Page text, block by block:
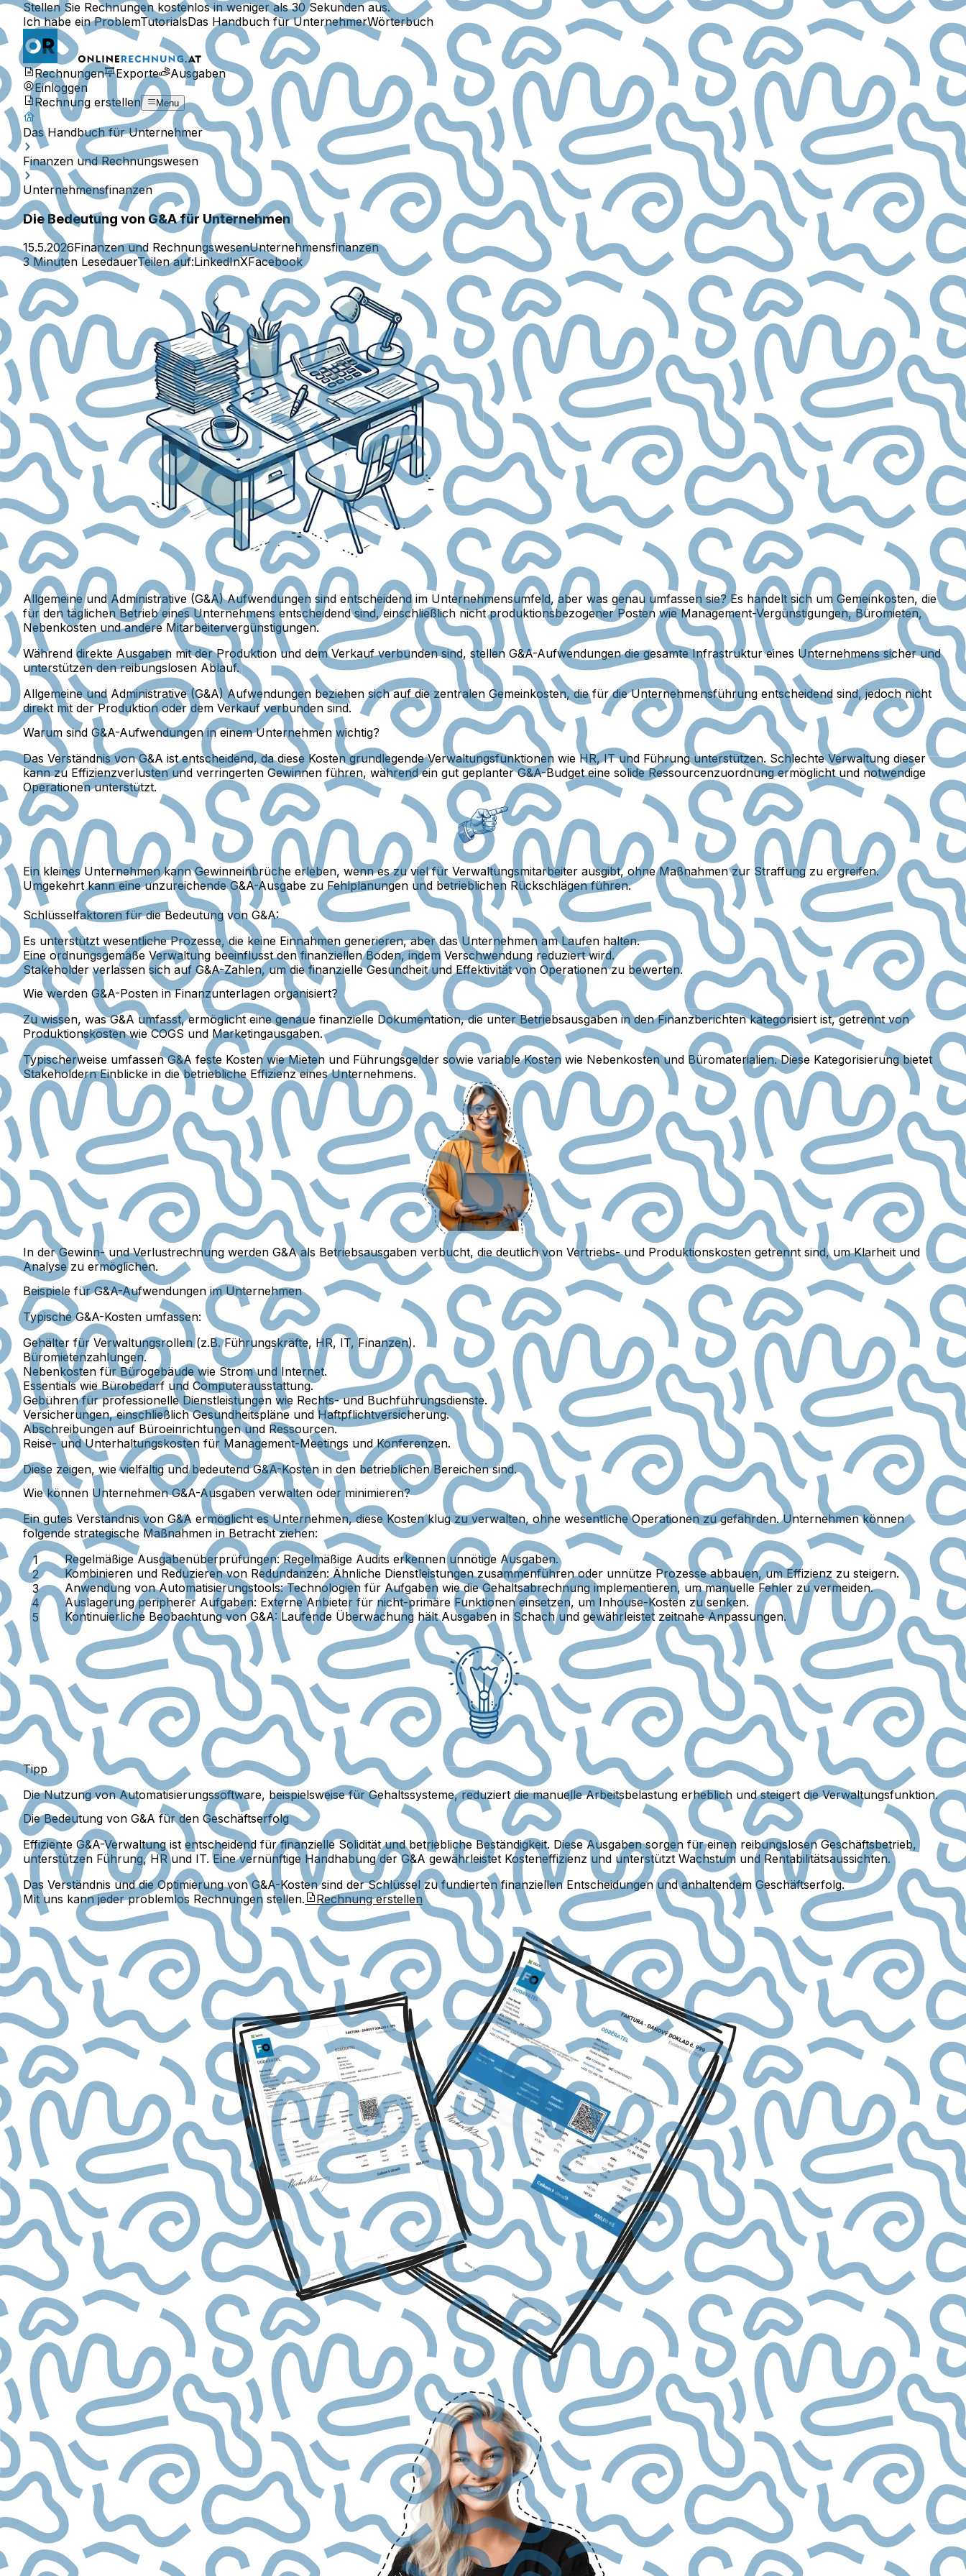
Stellen Sie Rechnungen kostenlos in weniger als 30 Sekunden aus.
Ich habe ein ProblemTutorialsDas Handbuch für UnternehmerWörterbuch
Rechnungen Exporte
Ausgaben
Einloggen
Rechnung erstellen
Menu
Das Handbuch für Unternehmer
Finanzen und Rechnungswesen
Unternehmensfinanzen
Die Bedeutung von G&A für Unternehmen
15.5.2026Finanzen und RechnungswesenUnternehmensfinanzen
3 Minuten LesedauerTeilen auf:LinkedInXFacebook
Allgemeine und Administrative (G&A) Aufwendungen sind entscheidend im Unternehmensumfeld, aber was genau umfassen sie? Es handelt sich um Gemeinkosten, die
für den täglichen Betrieb eines Unternehmens entscheidend sind, einschließlich nicht produktionsbezogener Posten wie Management-Vergünstigungen, Büromieten,
Nebenkosten und andere Mitarbeitervergünstigungen.
Während direkte Ausgaben mit der Produktion und dem Verkauf verbunden sind, stellen G&A-Aufwendungen die gesamte Infrastruktur eines Unternehmens sicher und
unterstützen den reibungslosen Ablauf.
Allgemeine und Administrative (G&A) Aufwendungen beziehen sich auf die zentralen Gemeinkosten, die für die Unternehmensführung entscheidend sind, jedoch nicht
direkt mit der Produktion oder dem Verkauf verbunden sind.
Warum sind G&A-Aufwendungen in einem Unternehmen wichtig?
Das Verständnis von G&A ist entscheidend, da diese Kosten grundlegende Verwaltungsfunktionen wie HR, IT und Führung unterstützen. Schlechte Verwaltung dieser
kann zu Effizienzverlusten und verringerten Gewinnen führen, während ein gut geplanter G&A-Budget eine solide Ressourcenzuordnung ermöglicht und notwendige
Operationen unterstützt.
Ein kleines Unternehmen kann Gewinneinbrüche erleben, wenn es zu viel für Verwaltungsmitarbeiter ausgibt, ohne Maßnahmen zur Straffung zu ergreifen.
Umgekehrt kann eine unzureichende G&A-Ausgabe zu Fehlplanungen und betrieblichen Rückschlägen führen.
Schlüsselfaktoren für die Bedeutung von G&A:
Es unterstützt wesentliche Prozesse, die keine Einnahmen generieren, aber das Unternehmen am Laufen halten.
Eine ordnungsgemäße Verwaltung beeinflusst den finanziellen Boden, indem Verschwendung reduziert wird.
Stakeholder verlassen sich auf G&A-Zahlen, um die finanzielle Gesundheit und Effektivität von Operationen zu bewerten.
Wie werden G&A-Posten in Finanzunterlagen organisiert?
Zu wissen, was G&A umfasst, ermöglicht eine genaue finanzielle Dokumentation, die unter Betriebsausgaben in den Finanzberichten kategorisiert ist, getrennt von
Produktionskosten wie COGS und Marketingausgaben.
Typischerweise umfassen G&A feste Kosten wie Mieten und Führungsgelder sowie variable Kosten wie Nebenkosten und Büromaterialien. Diese Kategorisierung bietet
Stakeholdern Einblicke in die betriebliche Effizienz eines Unternehmens.
In der Gewinn- und Verlustrechnung werden G&A als Betriebsausgaben verbucht, die deutlich von Vertriebs- und Produktionskosten getrennt sind, um Klarheit und
Analyse zu ermöglichen.
Beispiele für G&A-Aufwendungen im Unternehmen
Typische G&A-Kosten umfassen:
Gehälter für Verwaltungsrollen (z.B. Führungskräfte, HR, IT, Finanzen).
Büromietenzahlungen.
Nebenkosten für Bürogebäude wie Strom und Internet.
Essentials wie Bürobedarf und Computerausstattung.
Gebühren für professionelle Dienstleistungen wie Rechts- und Buchführungsdienste.
Versicherungen, einschließlich Gesundheitspläne und Haftpflichtversicherung.
Abschreibungen auf Büroeinrichtungen und Ressourcen.
Reise- und Unterhaltungskosten für Management-Meetings und Konferenzen.
Diese zeigen, wie vielfältig und bedeutend G&A-Kosten in den betrieblichen Bereichen sind.
Wie können Unternehmen G&A-Ausgaben verwalten oder minimieren?
Ein gutes Verständnis von G&A ermöglicht es Unternehmen, diese Kosten klug zu verwalten, ohne wesentliche Operationen zu gefährden. Unternehmen können
folgende strategische Maßnahmen in Betracht ziehen:
Regelmäßige Ausgabenüberprüfungen: Regelmäßige Audits erkennen unnötige Ausgaben.
Kombinieren und Reduzieren von Redundanzen: Ähnliche Dienstleistungen zusammenführen oder unnütze Prozesse abbauen, um Effizienz zu steigern.
Anwendung von Automatisierungstools:Technologien für Aufgaben wie die Gehaltsabrechnung implementieren, um manuelle Fehler zu vermeiden.
Auslagerung peripherer Aufgaben: Externe Anbieter für nicht-primäre Funktionen einsetzen, um Inhouse-Kosten zu senken.
Kontinuierliche Beobachtung von G&A: Laufende Überwachung hält Ausgaben in Schach und gewährleistet zeitnahe Anpassungen.
Tipp
Die Nutzung von Automatisierungssoftware, beispielsweise für Gehaltssysteme, reduziert die manuelle Arbeitsbelastung erheblich und steigert die Verwaltungsfunktion.
Die Bedeutung von G&A für den Geschäftserfolg
Effiziente G&A-Verwaltung ist entscheidend für finanzielle Solidität und betriebliche Beständigkeit. Diese Ausgaben sorgen für einen reibungslosen Geschäftsbetrieb,
unterstützen Führung, HR und IT. Eine vernünftige Handhabung der G&A gewährleistet Kosteneffizienz und unterstützt Wachstum und Rentabilitätsaussichten.
Das Verständnis und die Optimierung von G&A-Kosten sind der Schlüssel zu fundierten finanziellen Entscheidungen und anhaltendem Geschäftserfolg.
Mit uns kann jeder problemlos Rechnungen stellen.
Rechnung erstellen